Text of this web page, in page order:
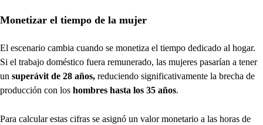
Monetizar el tiempo de la mujer
El escenario cambia cuando se monetiza el tiempo dedicado al hogar.
Si el trabajo doméstico fuera remunerado, las mujeres pasarían a tener
un superávit de 28 años, reduciendo significativamente la brecha de
producción con los hombres hasta los 35 años.
Para calcular estas cifras se asignó un valor monetario a las horas de